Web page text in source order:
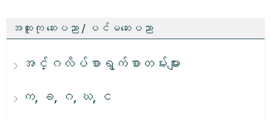
အထူးကု ဆေးပညာ / ပင်မဆေးပညာ
အင်္ဂလိပ်စာရွက်စာတမ်းများ
က, ခ, ဂ, ဃ, င